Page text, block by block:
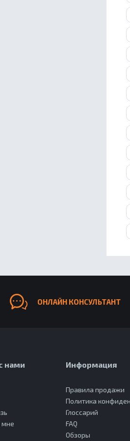
ОНЛАЙН КОНСУЛЬТАНТ
нами
мне
Информация
Правила продажи
Политика
Глоссарий
FAQ
Обзоры